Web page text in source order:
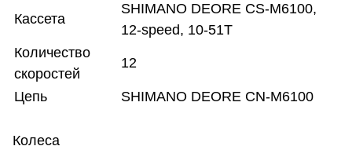
Кассета
SHIMANO DEORE CS-M6100,
12-speed, 10-51T
Количество
скоростей
12
Цепь SHIMANO DEORE CN-M6100
Колеса